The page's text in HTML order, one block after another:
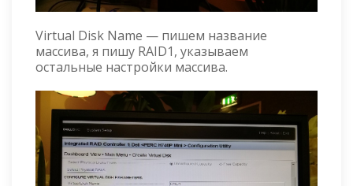
Virtual Disk Name — пишем название
массива, я пишу RAID1, указываем
остальные настройки массива.